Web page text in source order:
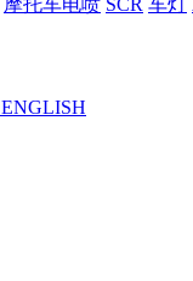
摩托车电喷 SCR 车灯
ENGLISH